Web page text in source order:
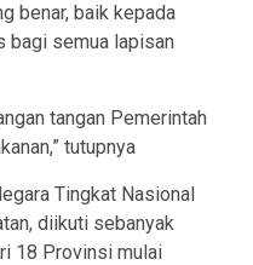
benar, baik kepada
bagi semua lapisan
tangan Pemerintah
tutupnya
Tingkat Nasional
diikuti sebanyak
18 Provinsi mulai